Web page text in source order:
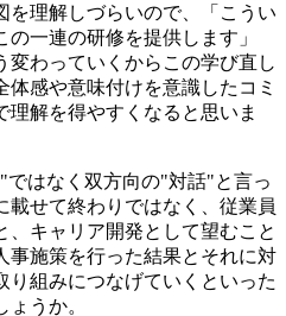
を理解しづらいので、「こうい
一連の研修を提供します」
変わっていくからこの学び直し
感や意味付けを意識したコミ
理解を得やすくなると思いま
はなく双方向の"対話"と言っ
載せて終わりではなく、従業員
キャリア開発として望むこと
事施策を行った結果とそれに対
り組みにつなげていくといった
うか。